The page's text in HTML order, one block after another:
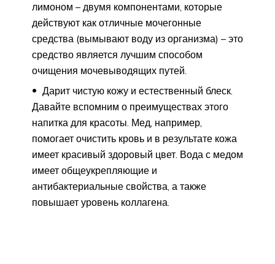
лимоном – двумя компонентами, которые
действуют как отличные мочегонные
средства (вымывают воду из организма) – это
средство является лучшим способом
очищения мочевыводящих путей.
Дарит чистую кожу и естественный блеск.
Давайте вспомним о преимуществах этого
напитка для красоты. Мед, например,
помогает очистить кровь и в результате кожа
имеет красивый здоровый цвет. Вода с медом
имеет общеукрепляющие и
антибактериальные свойства, а также
повышает уровень коллагена.